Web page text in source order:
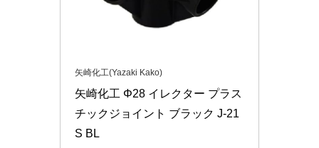
矢崎化工(Yazaki Kako)
矢崎化工 Φ28 イレクター プラス
チックジョイント ブラック J-21
S BL